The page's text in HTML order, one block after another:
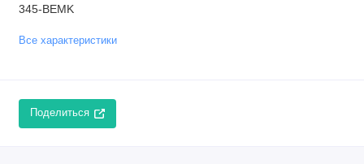
345-BEMK
Все характеристики
Поделиться